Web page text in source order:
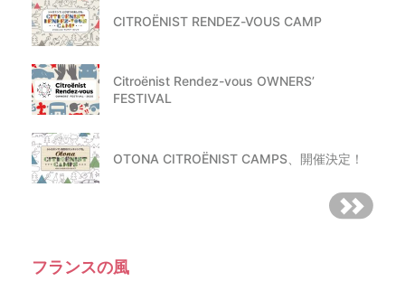
CITROËNIST RENDEZ-VOUS CAMP
Citroënist Rendez-vous OWNERS’
FESTIVAL
OTONA CITROËNIST CAMPS、開催決定！
フランスの風